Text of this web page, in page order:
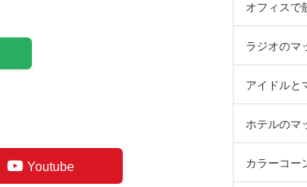
Youtube
オフィスで
ラジオのマ
アイドルと
ホテルのマ
カラーコー